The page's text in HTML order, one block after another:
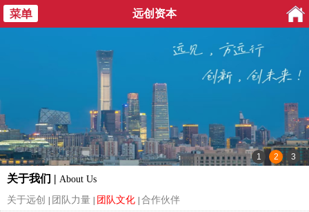
远创资本
关于我们 | About Us
关于远创
团队力量 团队文化 合作伙伴